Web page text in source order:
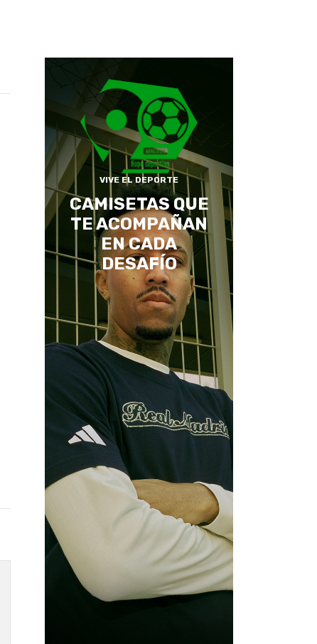
VIVE EL DEPORTE
CAMISETAS QUE
TE ACOMPAÑAN
EN CADA
DESAFÍO